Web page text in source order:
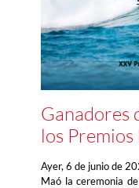
Ganadores
los
Ayer, 6 de junio de
Maó la ceremonia